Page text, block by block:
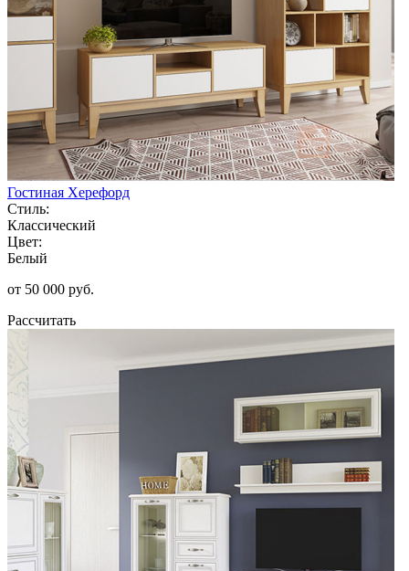
Гостиная Херефорд
Стиль:
Классический
Цвет:
Белый
от 50 000 руб.
Рассчитать